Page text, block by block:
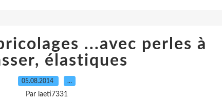
...avec perles à
élastiques
05.08.2014 …
Par laeti7331